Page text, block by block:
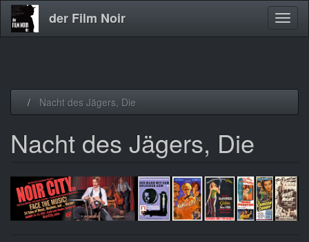
der Film Noir
Nacht des Jägers, Die
Nacht des Jägers, Die